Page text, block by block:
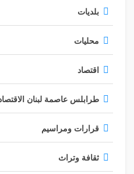
بلديات
محليات
اقتصاد
طرابلس عاصمة لبنان
قرارات ومراسيم
ثقافة وتراث